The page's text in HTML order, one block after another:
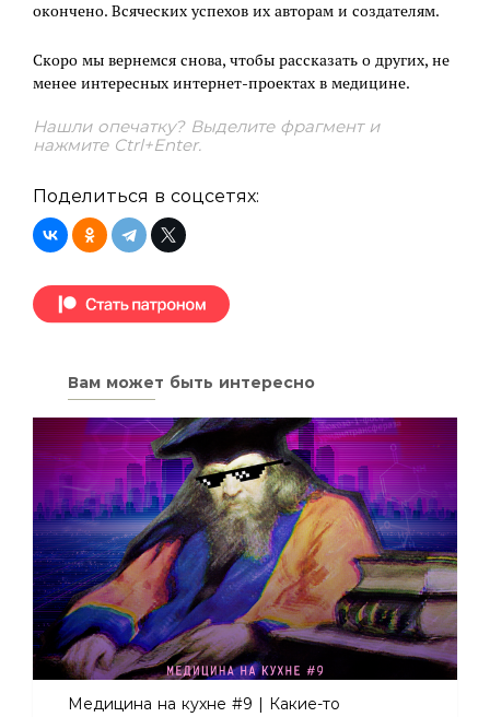
окончено. Всяческих успехов их авторам и создателям.
Скоро мы вернемся снова, чтобы рассказать о других, не
менее интересных интернет-проектах в медицине.
Нашли опечатку? Выделите фрагмент и
нажмите Ctrl+Enter.
Поделиться в соцсетях:
Вам может быть интересно
Медицина на кухне #9 | Какие-то